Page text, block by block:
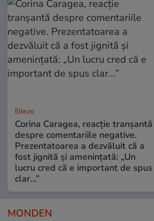
Elle.ro
Corina Caragea, reacție tranșantă
despre comentariile negative.
Prezentatoarea a dezvăluit că a
fost jignită și amenințată: „Un
lucru cred că e important de spus
clar...”
MONDEN